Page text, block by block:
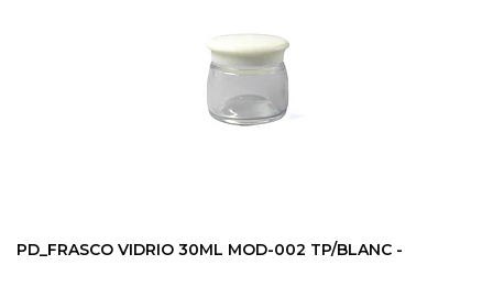
PD_FRASCO VIDRIO 30ML MOD-002 TP/BLANC -